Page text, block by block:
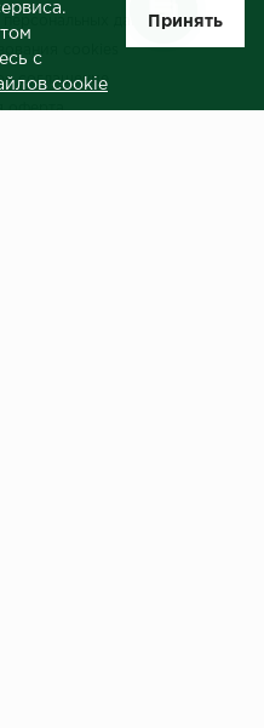
данных
соглашение
оферта
с
cookie
Принять